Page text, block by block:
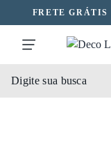
FRETE GRÁTIS